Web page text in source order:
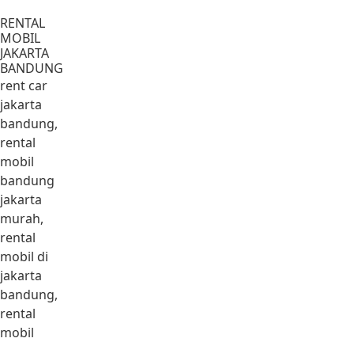
RENTAL
MOBIL
JAKARTA
BANDUNG
rent car
jakarta
bandung,
rental
mobil
bandung
jakarta
murah,
rental
mobil di
jakarta
bandung,
rental
mobil